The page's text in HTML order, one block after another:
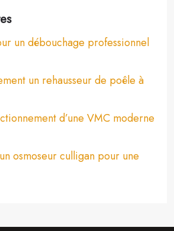
un débouchage professionnel
un rehausseur de poêle à
d’une VMC moderne
osmoseur culligan pour une